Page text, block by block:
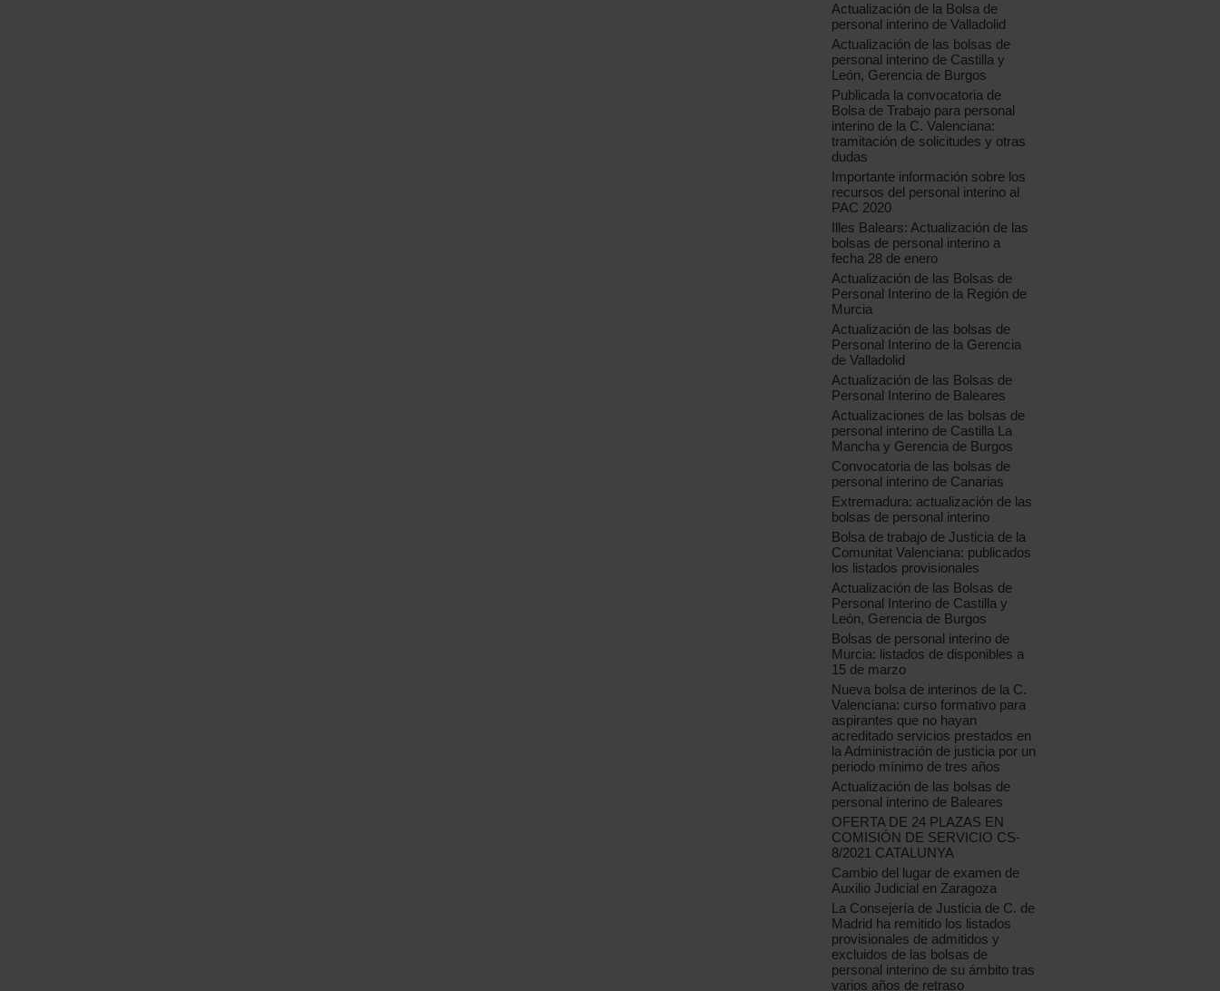
Actualización de la Bolsa de
personal interino de Valladolid
Actualización de las bolsas de
personal interino de Castilla y
León, Gerencia de Burgos
Publicada la convocatoria de
Bolsa de Trabajo para personal
interino de la C. Valenciana:
tramitación de solicitudes y otras
dudas
Importante información sobre los
recursos del personal interino al
PAC 2020
Illes Balears: Actualización de las
bolsas de personal interino a
fecha 28 de enero
Actualización de las Bolsas de
Personal Interino de la Región de
Murcia
Actualización de las bolsas de
Personal Interino de la Gerencia
de Valladolid
Actualización de las Bolsas de
Personal Interino de Baleares
Actualizaciones de las bolsas de
personal interino de Castilla La
Mancha y Gerencia de Burgos
Convocatoria de las bolsas de
personal interino de Canarias
Extremadura: actualización de las
bolsas de personal interino
Bolsa de trabajo de Justicia de la
Comunitat Valenciana: publicados
los listados provisionales
Actualización de las Bolsas de
Personal Interino de Castilla y
León, Gerencia de Burgos
Bolsas de personal interino de
Murcia: listados de disponibles a
15 de marzo
Nueva bolsa de interinos de la C.
Valenciana: curso formativo para
aspirantes que no hayan
acreditado servicios prestados en
la Administración de justicia por un
periodo mínimo de tres años
Actualización de las bolsas de
personal interino de Baleares
OFERTA DE 24 PLAZAS EN
COMISIÓN DE SERVICIO CS-
8/2021 CATALUNYA
Cambio del lugar de examen de
Auxilio Judicial en Zaragoza
La Consejería de Justicia de C. de
Madrid ha remitido los listados
provisionales de admitidos y
excluidos de las bolsas de
personal interino de su ámbito tras
varios años de retraso